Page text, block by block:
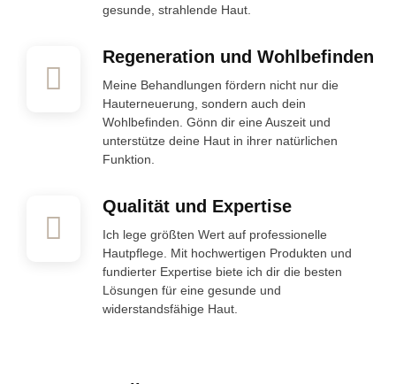
gesunde, strahlende Haut.
Regeneration und Wohlbefinden
Meine Behandlungen fördern nicht nur die
Hauterneuerung, sondern auch dein
Wohlbefinden. Gönn dir eine Auszeit und
unterstütze deine Haut in ihrer natürlichen
Funktion.
Qualität und Expertise
Ich lege größten Wert auf professionelle
Hautpflege. Mit hochwertigen Produkten und
fundierter Expertise biete ich dir die besten
Lösungen für eine gesunde und
widerstandsfähige Haut.